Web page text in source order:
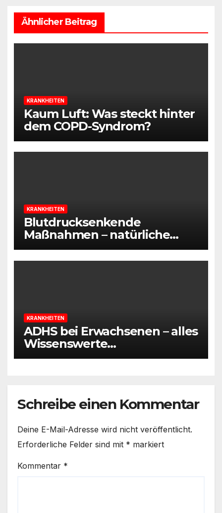
Ähnlicher Beitrag
KRANKHEITEN
Kaum Luft: Was steckt hinter
dem COPD-Syndrom?
KRANKHEITEN
Blutdrucksenkende
Maßnahmen – natürliche
Wege, um Bluthochdruck zu
regulieren
KRANKHEITEN
ADHS bei Erwachsenen – alles
Wissenswerte
zusammengefasst
Schreibe einen Kommentar
Deine E-Mail-Adresse wird nicht veröffentlicht.
Erforderliche Felder sind mit * markiert
Kommentar *